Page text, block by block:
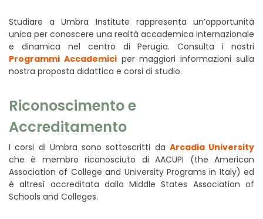
Studiare a Umbra Institute rappresenta un’opportunità
unica per conoscere una realtà accademica internazionale
e dinamica nel centro di Perugia. Consulta i nostri
Programmi Accademiciper maggiori informazioni sulla
nostra proposta didattica e corsi di studio.
Riconoscimento e
Accreditamento
I corsi di Umbra sono sottoscritti da Arcadia University
che è membro riconosciuto di AACUPI (the American
Association of College and University Programs in Italy) ed
è altresì accreditata dalla Middle States Association of
Schools and Colleges.